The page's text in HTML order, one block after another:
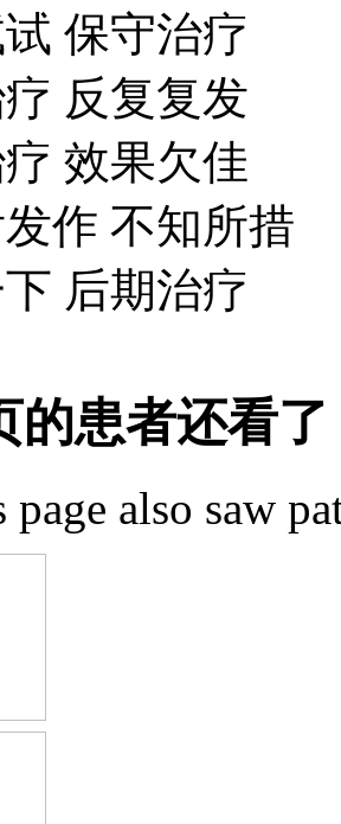
保守治疗
反复复发
效果欠佳
作 不知所措
后期治疗
的患者还看了
also saw